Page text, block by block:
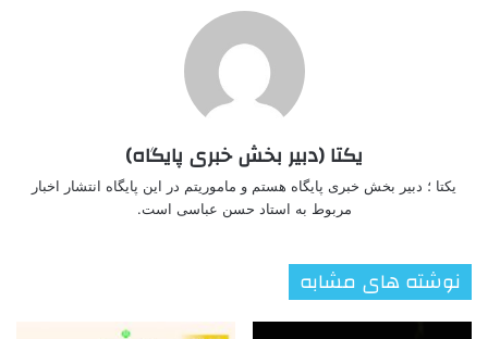
یکتا (دبیر بخش خبری پایگاه)
یکتا ؛ دبیر بخش خبری پایگاه هستم و ماموریتم در این پایگاه انتشار اخبار
مربوط به استاد حسن عباسی است.
نوشته های مشابه